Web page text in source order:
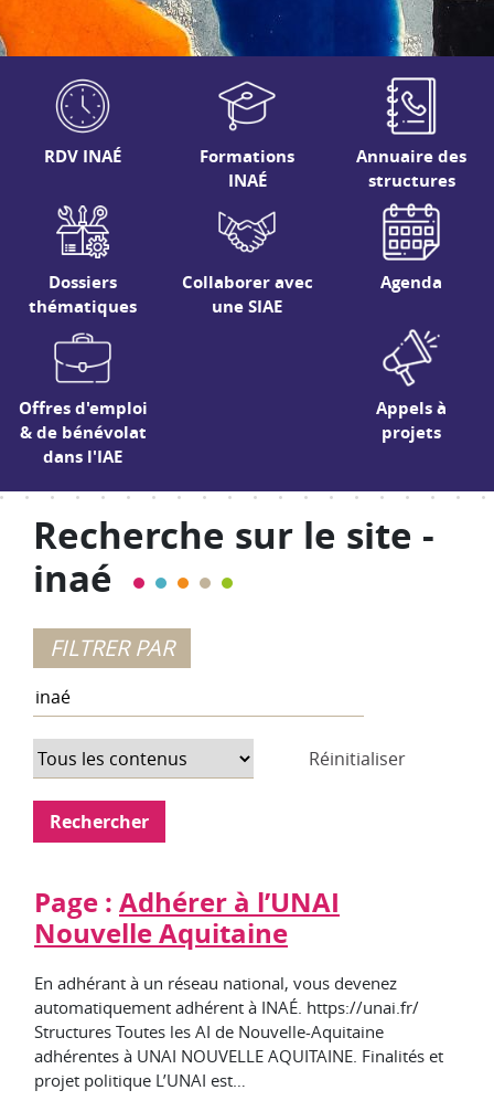
RDV INAÉ
Formations
INAÉ
Annuaire des
structures
Dossiers
thématiques
Collaborer avec
une SIAE
Agenda
Offres d'emploi
& de bénévolat
dans l'IAE
Appels à
projets
Recherche sur le site -
inaé
Réinitialiser
Page : Adhérer à l’UNAI
Nouvelle Aquitaine
En adhérant à un réseau national, vous devenez
automatiquement adhérent à INAÉ. https://unai.fr/
Structures Toutes les AI de Nouvelle-Aquitaine
adhérentes à UNAI NOUVELLE AQUITAINE. Finalités et
projet politique L’UNAI est…